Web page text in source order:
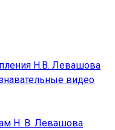
Н.В. Левашова
видео
Н. В. Левашова